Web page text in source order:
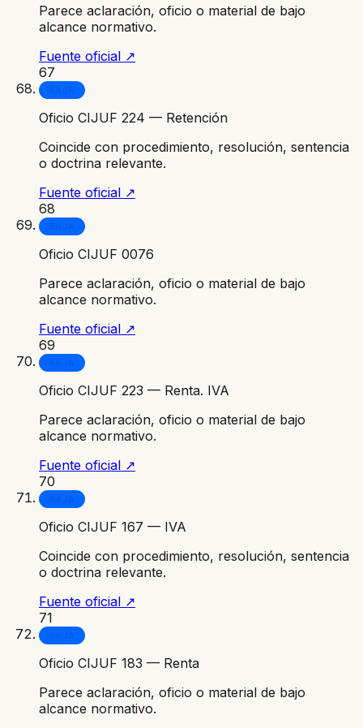
Parece aclaración, oficio o material de bajo
alcance normativo.
Fuente oficial ↗
67
BAJA
Oficio CIJUF 224 — Retención
Coincide con procedimiento, resolución, sentencia
o doctrina relevante.
Fuente oficial ↗
68
BAJA
Oficio CIJUF 0076
Parece aclaración, oficio o material de bajo
alcance normativo.
Fuente oficial ↗
69
BAJA
Oficio CIJUF 223 — Renta. IVA
Parece aclaración, oficio o material de bajo
alcance normativo.
Fuente oficial ↗
70
BAJA
Oficio CIJUF 167 — IVA
Coincide con procedimiento, resolución, sentencia
o doctrina relevante.
Fuente oficial ↗
71
BAJA
Oficio CIJUF 183 — Renta
Parece aclaración, oficio o material de bajo
alcance normativo.